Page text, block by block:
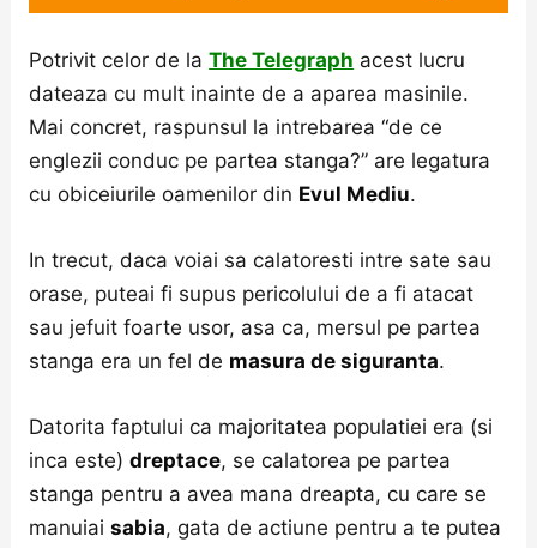
Potrivit celor de laThe Telegraph acest lucru
dateaza cu mult inainte de a aparea masinile.
Mai concret, raspunsul la intrebarea “de ce
englezii conduc pe partea stanga?” are legatura
cu obiceiurile oamenilor din Evul Mediu.
In trecut, daca voiai sa calatoresti intre sate sau
orase, puteai fi supus pericolului de a fi atacat
sau jefuit foarte usor, asa ca, mersul pe partea
stanga era un fel de masura de siguranta.
Datorita faptului ca majoritatea populatiei era (si
inca este)dreptace, se calatorea pe partea
stanga pentru a avea mana dreapta, cu care se
manuiaisabia, gata de actiune pentru a te putea